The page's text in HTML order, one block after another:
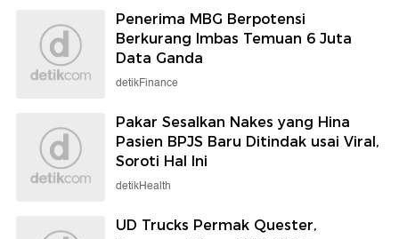
Penerima MBG Berpotensi
Berkurang Imbas Temuan 6 Juta
Data Ganda
detikFinance
Pakar Sesalkan Nakes yang Hina
Pasien BPJS Baru Ditindak usai Viral,
Soroti Hal Ini
detikHealth
UD Trucks Permak Quester,